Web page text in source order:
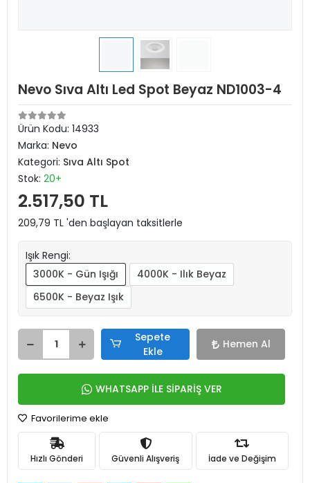
Nevo Sıva Altı Led Spot Beyaz ND1003-4
Ürün Kodu: 14933
Marka: Nevo
Kategori: Sıva Altı Spot
Stok: 20+
2.517,50 TL
209,79 TL 'den başlayan taksitlerle
Işık Rengi:
3000K - Gün Işığı
4000K - Ilık Beyaz
6500K - Beyaz Işık
Sepete
Ekle
Hemen Al
WHATSAPP İLE SİPARİŞ VER
Favorilerime ekle
Hızlı Gönderi Güvenli Alışveriş İade ve Değişim